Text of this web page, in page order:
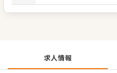
をサポートしますので、店
ートできる環境です。 将
は、エントリーいただくか
でお問合せください！
104,600円）を含む。超過分は別途支給
月：期間中の給与は変わら
求人情報